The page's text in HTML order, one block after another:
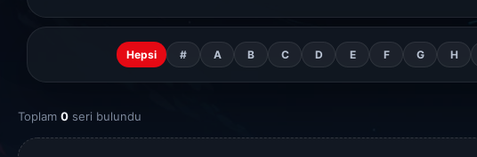
Hepsi # A B C D E F G H
Toplam 0 seri bulundu